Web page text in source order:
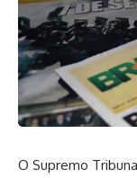
O Supremo